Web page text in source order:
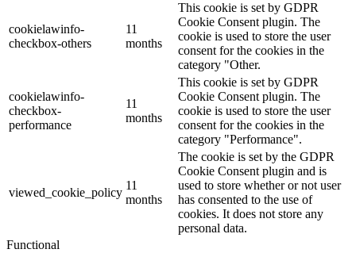
cookielawinfo-
checkbox-others
11
months
This cookie is set by GDPR
Cookie Consent plugin. The
cookie is used to store the user
consent for the cookies in the
category "Other.
cookielawinfo-
checkbox-
performance
11
months
This cookie is set by GDPR
Cookie Consent plugin. The
cookie is used to store the user
consent for the cookies in the
category "Performance".
viewed_cookie_policy
11
months
The cookie is set by the GDPR
Cookie Consent plugin and is
used to store whether or not user
has consented to the use of
cookies. It does not store any
personal data.
Functional